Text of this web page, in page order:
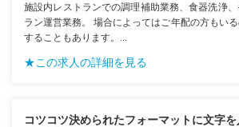
施設内レストランでの調理補助業務、食器洗浄
ラン運営業務。 場合によってはご年配の方もい
することもあります。...
★この求人の詳細を見る
コツコツ決められたフォーマットに文字